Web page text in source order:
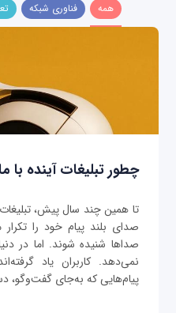
همه فناوری شبکه
چطور تبلیغات آینده با
تا همین چند سال پیش، تبلیغات
صدای بلند پیام خود را
صداها شنیده شوند. اما در
نمی‌دهد. کاربران یاد
پیام‌هایی که به‌جای گفت‌وگو،